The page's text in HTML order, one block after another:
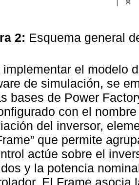
2: Esquema general
implementar el modelo
de simulación, se
bases de Power
con el nombre
del inversor,
que permite
actúe sobre el
y la potencia
El Frame asocia